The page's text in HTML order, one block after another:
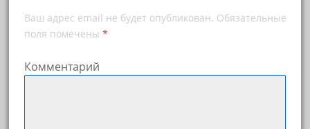
Ваш адрес email не будет опубликован. Обязательные
поля помечены *
Комментарий